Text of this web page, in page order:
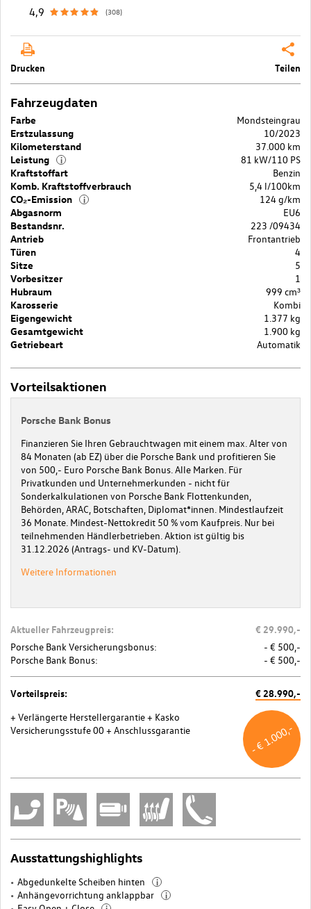
4,9
(308)
Drucken Teilen
Fahrzeugdaten
Farbe
Mondsteingrau
Erstzulassung
10/2023
Kilometerstand
37.000 km
Leistung
i
81 kW/110 PS
Kraftstoffart
Benzin
Komb. Kraftstoffverbrauch
5,4 l/100km
CO₂-Emission
i
124 g/km
Abgasnorm
EU6
Bestandsnr.
223 /09434
Antrieb
Frontantrieb
Türen
4
Sitze
5
Vorbesitzer
1
Hubraum
999 cm³
Karosserie
Kombi
Eigengewicht
1.377 kg
Gesamtgewicht
1.900 kg
Getriebeart
Automatik
Vorteilsaktionen
Porsche Bank Bonus
Finanzieren Sie Ihren Gebrauchtwagen mit einem max. Alter von
84 Monaten (ab EZ) über die Porsche Bank und profitieren Sie
von 500,- Euro Porsche Bank Bonus. Alle Marken. Für
Privatkunden und Unternehmerkunden - nicht für
Sonderkalkulationen von Porsche Bank Flottenkunden,
Behörden, ARAC, Botschaften, Diplomat*innen. Mindestlaufzeit
36 Monate. Mindest-Nettokredit 50 % vom Kaufpreis. Nur bei
teilnehmenden Händlerbetrieben. Aktion ist gültig bis
31.12.2026 (Antrags- und KV-Datum).
Weitere Informationen
Aktueller Fahrzeugpreis: € 29.990,-
Porsche Bank Versicherungsbonus:
- € 500,-
Porsche Bank Bonus:
- € 500,-
Vorteilspreis: € 28.990,-
+ Verlängerte Herstellergarantie+ Kasko
Versicherungsstufe 00 + Anschlussgarantie - € 1.000,-
Ausstattungshighlights
Abgedunkelte Scheiben hinten i
Anhängevorrichtung anklappbar i